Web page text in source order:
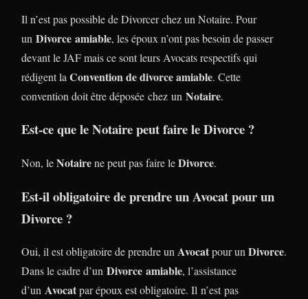
Il n’est pas possible de Divorcer chez un Notaire. Pour
un Divorce amiable, les époux n’ont pas besoin de passer
devant le JAF mais ce sont leurs Avocats respectifs qui
rédigent la Convention de divorce amiable. Cette
convention doit être déposée chez un Notaire.
Est-ce que le Notaire peut faire le Divorce ?
Non, leNotairene peut pas faire leDivorce.
Est-il obligatoire de prendre un Avocat pour un
Divorce ?
Oui, il est obligatoire de prendre unAvocatpour unDivorce.
Dans le cadre d’un Divorce amiable, l’assistance
d’un Avocatpar époux est obligatoire. Il n’est pas